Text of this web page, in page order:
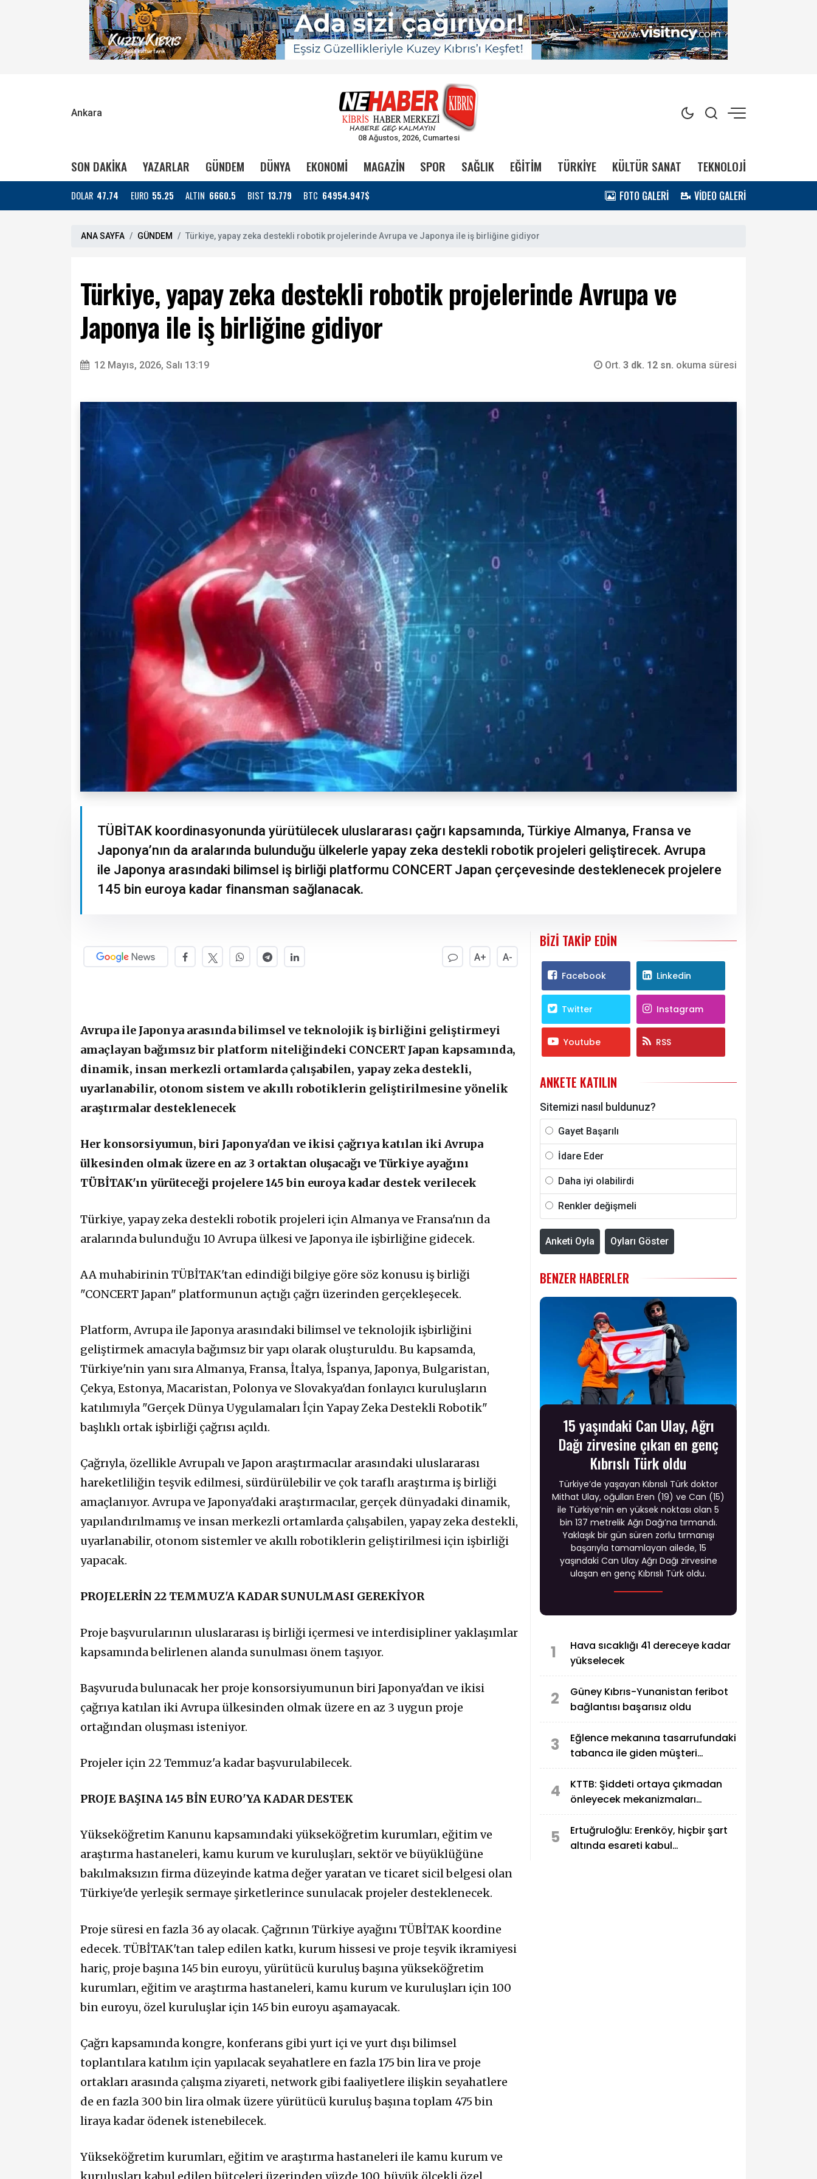
Ankara
08 Ağustos, 2026, Cumartesi
SON DAKİKA YAZARLAR GÜNDEM DÜNYA EKONOMİ MAGAZİN SPOR SAĞLIK EĞİTİM TÜRKİYE KÜLTÜR SANAT TEKNOLOJİ
DOLAR 47.74 EURO 55.25 ALTIN 6660.5 BIST 13.779 BTC 64954.947$ FOTO GALERİ VİDEO GALERİ
ANA SAYFA GÜNDEM Türkiye, yapay zeka destekli robotik projelerinde Avrupa ve Japonya ile iş birliğine gidiyor
Türkiye, yapay zeka destekli robotik projelerinde Avrupa ve
Japonya ile iş birliğine gidiyor
12 Mayıs, 2026, Salı 13:19 Ort. 3 dk. 12 sn. okuma süresi
TÜBİTAK koordinasyonunda yürütülecek uluslararası çağrı kapsamında, Türkiye Almanya, Fransa ve
Japonya’nın da aralarında bulunduğu ülkelerle yapay zeka destekli robotik projeleri geliştirecek. Avrupa
ile Japonya arasındaki bilimsel iş birliği platformu CONCERT Japan çerçevesinde desteklenecek projelere
145 bin euroya kadar finansman sağlanacak.
A+ A-
Avrupa ile Japonya arasında bilimsel ve teknolojik iş birliğini geliştirmeyi
amaçlayan bağımsız bir platform niteliğindeki CONCERT Japan kapsamında,
dinamik, insan merkezli ortamlarda çalışabilen, yapay zeka destekli,
uyarlanabilir, otonom sistem ve akıllı robotiklerin geliştirilmesine yönelik
araştırmalar desteklenecek
Her konsorsiyumun, biri Japonya'dan ve ikisi çağrıya katılan iki Avrupa
ülkesinden olmak üzere en az 3 ortaktan oluşacağı ve Türkiye ayağını
TÜBİTAK'ın yürüteceği projelere 145 bin euroya kadar destek verilecek
Türkiye, yapay zeka destekli robotik projeleri için Almanya ve Fransa'nın da
aralarında bulunduğu 10 Avrupa ülkesi ve Japonya ile işbirliğine gidecek.
AA muhabirinin TÜBİTAK'tan edindiği bilgiye göre söz konusu iş birliği
"CONCERT Japan" platformunun açtığı çağrı üzerinden gerçekleşecek.
Platform, Avrupa ile Japonya arasındaki bilimsel ve teknolojik işbirliğini
geliştirmek amacıyla bağımsız bir yapı olarak oluşturuldu. Bu kapsamda,
Türkiye'nin yanı sıra Almanya, Fransa, İtalya, İspanya, Japonya, Bulgaristan,
Çekya, Estonya, Macaristan, Polonya ve Slovakya'dan fonlayıcı kuruluşların
katılımıyla "Gerçek Dünya Uygulamaları İçin Yapay Zeka Destekli Robotik"
başlıklı ortak işbirliği çağrısı açıldı.
Çağrıyla, özellikle Avrupalı ve Japon araştırmacılar arasındaki uluslararası
hareketliliğin teşvik edilmesi, sürdürülebilir ve çok taraflı araştırma iş birliği
amaçlanıyor. Avrupa ve Japonya'daki araştırmacılar, gerçek dünyadaki dinamik,
yapılandırılmamış ve insan merkezli ortamlarda çalışabilen, yapay zeka destekli,
uyarlanabilir, otonom sistemler ve akıllı robotiklerin geliştirilmesi için işbirliği
yapacak.
PROJELERİN 22 TEMMUZ'A KADAR SUNULMASI GEREKİYOR
Proje başvurularının uluslararası iş birliği içermesi ve interdisipliner yaklaşımlar
kapsamında belirlenen alanda sunulması önem taşıyor.
Başvuruda bulunacak her proje konsorsiyumunun biri Japonya'dan ve ikisi
çağrıya katılan iki Avrupa ülkesinden olmak üzere en az 3 uygun proje
ortağından oluşması isteniyor.
Projeler için 22 Temmuz'a kadar başvurulabilecek.
PROJE BAŞINA 145 BİN EURO'YA KADAR DESTEK
Yükseköğretim Kanunu kapsamındaki yükseköğretim kurumları, eğitim ve
araştırma hastaneleri, kamu kurum ve kuruluşları, sektör ve büyüklüğüne
bakılmaksızın firma düzeyinde katma değer yaratan ve ticaret sicil belgesi olan
Türkiye'de yerleşik sermaye şirketlerince sunulacak projeler desteklenecek.
Proje süresi en fazla 36 ay olacak. Çağrının Türkiye ayağını TÜBİTAK koordine
edecek. TÜBİTAK'tan talep edilen katkı, kurum hissesi ve proje teşvik ikramiyesi
hariç, proje başına 145 bin euroyu, yürütücü kuruluş başına yükseköğretim
kurumları, eğitim ve araştırma hastaneleri, kamu kurum ve kuruluşları için 100
bin euroyu, özel kuruluşlar için 145 bin euroyu aşamayacak.
Çağrı kapsamında kongre, konferans gibi yurt içi ve yurt dışı bilimsel
toplantılara katılım için yapılacak seyahatlere en fazla 175 bin lira ve proje
ortakları arasında çalışma ziyareti, network gibi faaliyetlere ilişkin seyahatlere
de en fazla 300 bin lira olmak üzere yürütücü kuruluş başına toplam 475 bin
liraya kadar ödenek istenebilecek.
Yükseköğretim kurumları, eğitim ve araştırma hastaneleri ile kamu kurum ve
kuruluşları kabul edilen bütçeleri üzerinden yüzde 100, büyük ölçekli özel
BIZI TAKIP EDIN
Facebook Linkedin
Twitter Instagram
Youtube RSS
ANKETE KATILIN
Sitemizi nasıl buldunuz?
Gayet Başarılı
İdare Eder
Daha iyi olabilirdi
Renkler değişmeli
Anketi Oyla Oyları Göster
BENZER HABERLER
15 yaşındaki Can Ulay, Ağrı
Dağı zirvesine çıkan en genç
Kıbrıslı Türk oldu
Türkiye’de yaşayan Kıbrıslı Türk doktor
Mithat Ulay, oğulları Eren (19) ve Can (15)
ile Türkiye’nin en yüksek noktası olan 5
bin 137 metrelik Ağrı Dağı’na tırmandı.
Yaklaşık bir gün süren zorlu tırmanışı
başarıyla tamamlayan ailede, 15
yaşındaki Can Ulay Ağrı Dağı zirvesine
ulaşan en genç Kıbrıslı Türk oldu.
1
Hava sıcaklığı 41 dereceye kadar
yükselecek
2
Güney Kıbrıs-Yunanistan feribot
bağlantısı başarısız oldu
3
Eğlence mekanına tasarrufundaki
tabanca ile giden müşteri
4
KTTB: Şiddeti ortaya çıkmadan
önleyecek mekanizmaları
5
Ertuğruloğlu: Erenköy, hiçbir şart
altında esareti kabul